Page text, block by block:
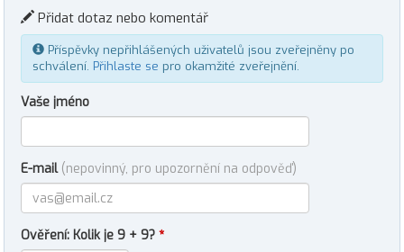
Přidat dotaz nebo komentář
Příspěvky nepřihlášených uživatelů jsou zveřejněny po
schválení. Přihlaste se pro okamžité zveřejnění.
Vaše jméno
E-mail (nepovinný, pro upozornění na odpověď)
Ověření: Kolik je 9 + 9? *